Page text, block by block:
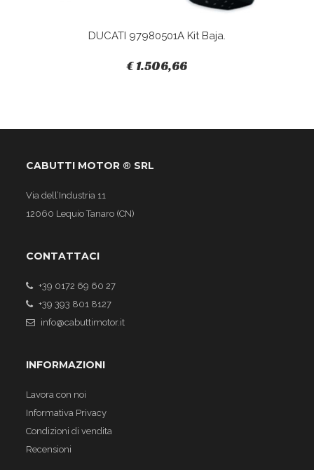
DUCATI 97980501A Kit Baja.
€ 1.506,66
CABUTTI MOTOR ® SRL
Via dell’Industria 11
12060 Lequio Tanaro (CN)
CONTATTACI
+39 0172 69 60 27
+39 393 801 8127
info@cabuttimotor.it
INFORMAZIONI
Lavora con noi
Informativa Privacy
Condizioni di vendita
Recensioni